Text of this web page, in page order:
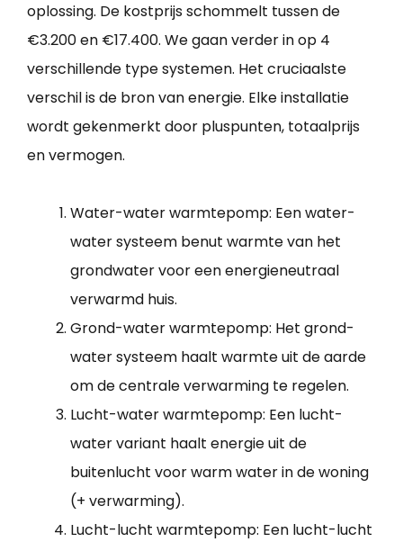
oplossing. De kostprijs schommelt tussen de
€3.200 en €17.400. We gaan verder in op 4
verschillende type systemen. Het cruciaalste
verschil is de bron van energie. Elke installatie
wordt gekenmerkt door pluspunten, totaalprijs
en vermogen.
Water-water warmtepomp: Een water-
water systeem benut warmte van het
grondwater voor een energieneutraal
verwarmd huis.
Grond-water warmtepomp: Het grond-
water systeem haalt warmte uit de aarde
om de centrale verwarming te regelen.
Lucht-water warmtepomp: Een lucht-
water variant haalt energie uit de
buitenlucht voor warm water in de woning
(+ verwarming).
Lucht-lucht warmtepomp: Een lucht-lucht